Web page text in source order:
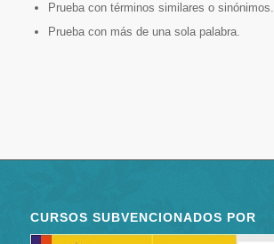
Prueba con términos similares o sinónimos.
Prueba con más de una sola palabra.
CURSOS SUBVENCIONADOS POR